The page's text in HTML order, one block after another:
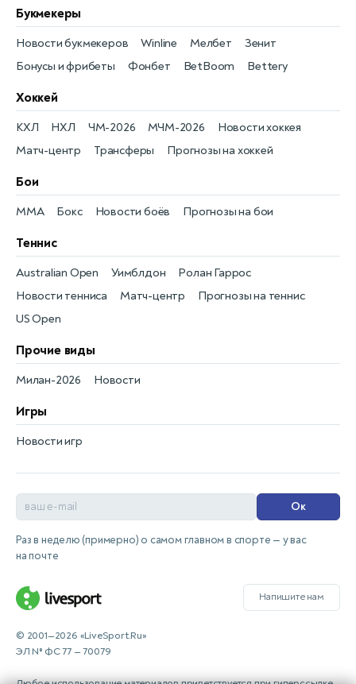
Букмекеры
Бонусы и фрибеты
Новости букмекеров
Фонбет
Winline
BetBoom
Мелбет
Bettery
Зенит
Хоккей
Новости хоккея
КХЛ
Матч-центр
НХЛ
Трансферы
ЧМ-2026
Прогнозы на хоккей
МЧМ-2026
Бои
Новости боёв
MMA Прогнозы на бои
Бокс
Теннис
Новости тенниса
Australian Open
Матч-центр
Уимблдон
Прогнозы на теннис
Ролан Гаррос
US Open
Прочие виды
Новости
Милан-2026
Игры
Новости игр
Ок
Раз в неделю (примерно) о самом главном в спорте — у вас
на почте
Напишите нам
© 2001—2026 «LiveSport.Ru»
ЭЛ № ФС 77 — 70079